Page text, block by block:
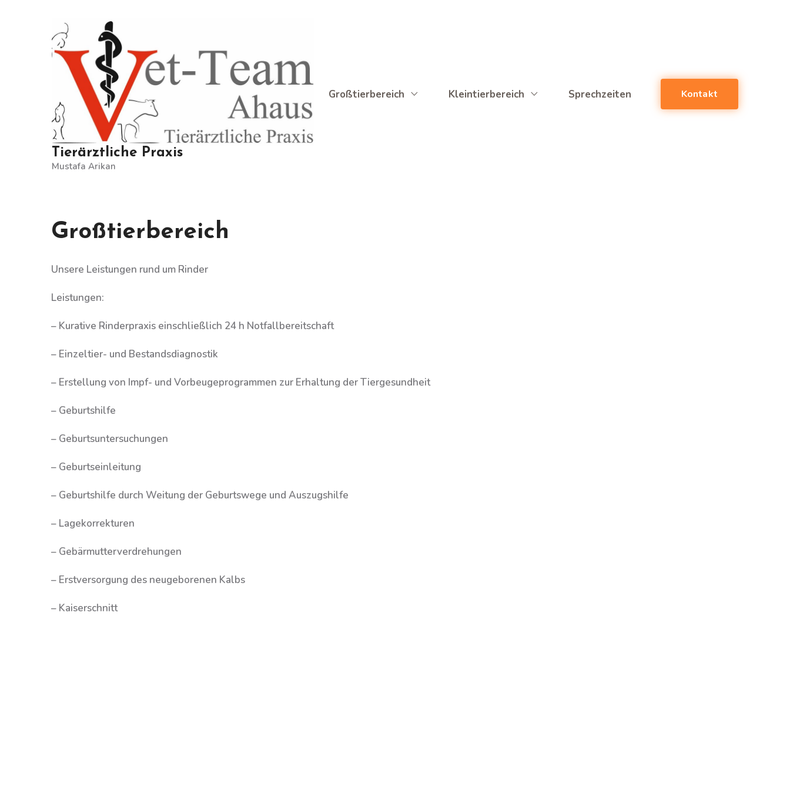
Tierärztliche Praxis
Mustafa Arikan
Großtierbereich Kleintierbereich Sprechzeiten Kontakt
Großtierbereich
Unsere Leistungen rund um Rinder
Leistungen:
– Kurative Rinderpraxis einschließlich 24 h Notfallbereitschaft
– Einzeltier- und Bestandsdiagnostik
– Erstellung von Impf- und Vorbeugeprogrammen zur Erhaltung der Tiergesundheit
– Geburtshilfe
– Geburtsuntersuchungen
– Geburtseinleitung
– Geburtshilfe durch Weitung der Geburtswege und Auszugshilfe
– Lagekorrekturen
– Gebärmutterverdrehungen
– Erstversorgung des neugeborenen Kalbs
– Kaiserschnitt